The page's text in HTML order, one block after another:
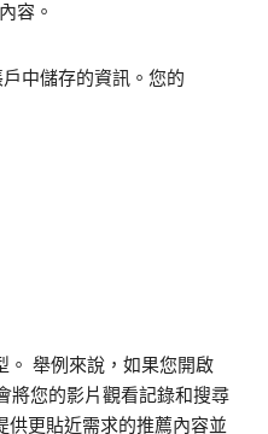
容。
中儲存的資訊。您的
。 舉例來說，如果您開啟
將您的影片觀看記錄和搜尋
供更貼近需求的推薦內容並